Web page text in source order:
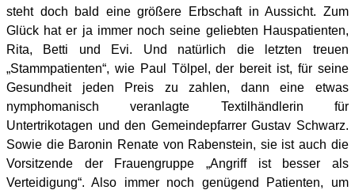
steht doch bald eine größere Erbschaft in Aussicht. Zum
Glück hat er ja immer noch seine geliebten Hauspatienten,
Rita, Betti und Evi. Und natürlich die letzten treuen
„Stammpatienten“, wie Paul Tölpel, der bereit ist, für seine
Gesundheit jeden Preis zu zahlen, dann eine etwas
nymphomanisch veranlagte Textilhändlerin für
Untertrikotagen und den Gemeindepfarrer Gustav Schwarz.
Sowie die Baronin Renate von Rabenstein, sie ist auch die
Vorsitzende der Frauengruppe „Angriff ist besser als
Verteidigung“. Also immer noch genügend Patienten, um